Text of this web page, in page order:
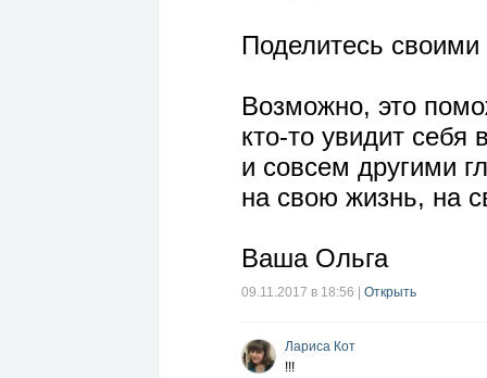
Поделитесь
Возможно, это
кто-то увидит
и совсем другими
на свою жизнь, на
Ваша Ольга
09.11.2017 в 18:56 Открыть
Лариса Кот
!!!